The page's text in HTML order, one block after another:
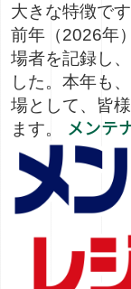
大きな特徴です
前年（2026年
場者を記録し
した。本年も
場として、皆
ます。 メンテ